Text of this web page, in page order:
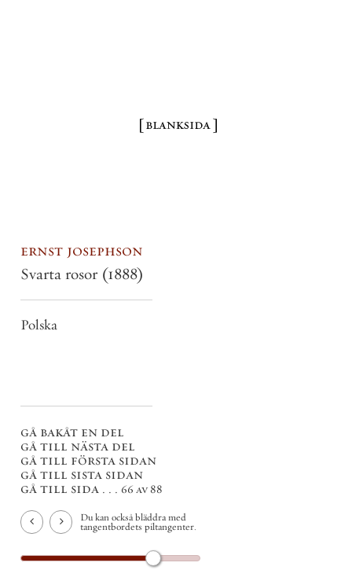
ernst josephson
Svarta rosor (1888)
Polska
gå bakåt en del
gå till nästa del
gå till första sidan
gå till sista sidan
gå till sida . . . 66 av 88
Du kan också bläddra med
tangentbordets piltangenter.